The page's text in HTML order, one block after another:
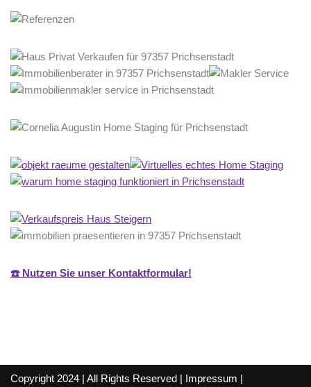
☎️ Nutzen Sie unser Kontaktformular!
Copyright 2024 | All Rights Reserved | Impressum |